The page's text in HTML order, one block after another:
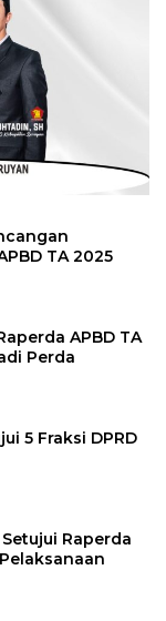
TA 2025
APBD TA
Perda
5 Fraksi DPRD
Raperda